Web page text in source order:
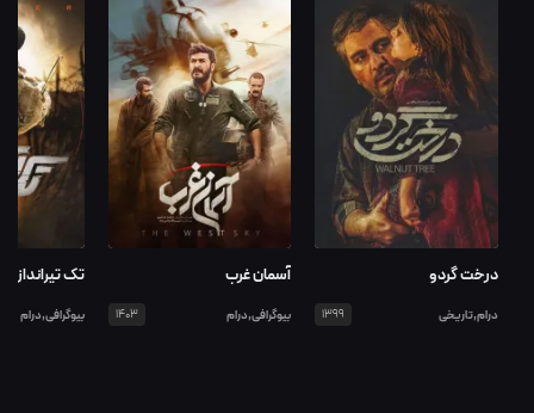
درخت گردو
درام,تاریخی 1399
آسمان غرب
بیوگرافی,درام 1403
تک تیرانداز
بیوگرافی,درام